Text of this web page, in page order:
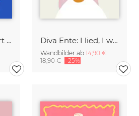
Emotional Support Dog Diva Ente: I lied, I won't be ready in 5 minutes.
Wandbilder ab 14,90 €
18,90 € -25%